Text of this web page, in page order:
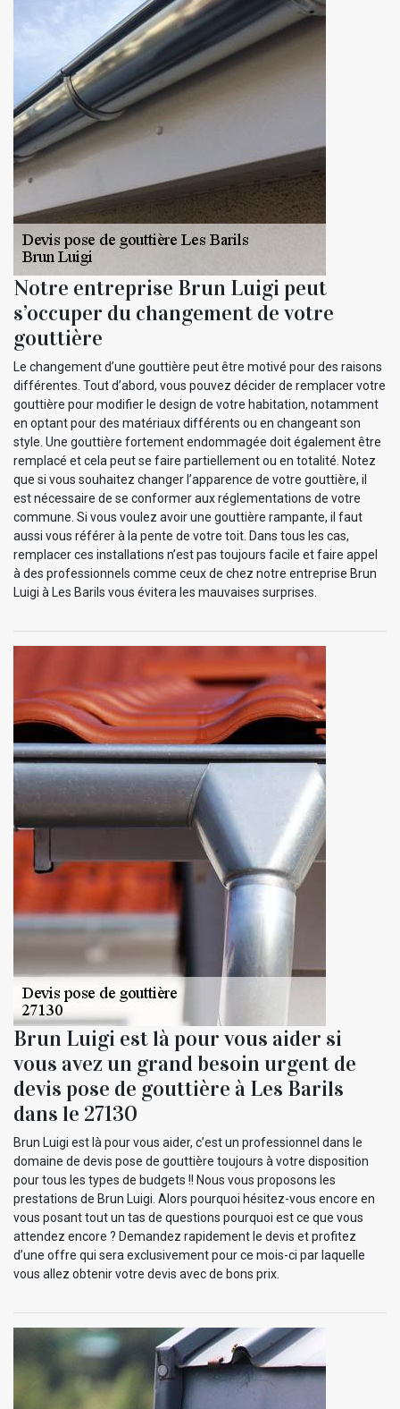
Notre entreprise Brun Luigi peut
s’occuper du changement de votre
gouttière
Le changement d’une gouttière peut être motivé pour des raisons
différentes. Tout d’abord, vous pouvez décider de remplacer votre
gouttière pour modifier le design de votre habitation, notamment
en optant pour des matériaux différents ou en changeant son
style. Une gouttière fortement endommagée doit également être
remplacé et cela peut se faire partiellement ou en totalité. Notez
que si vous souhaitez changer l’apparence de votre gouttière, il
est nécessaire de se conformer aux réglementations de votre
commune. Si vous voulez avoir une gouttière rampante, il faut
aussi vous référer à la pente de votre toit. Dans tous les cas,
remplacer ces installations n’est pas toujours facile et faire appel
à des professionnels comme ceux de chez notre entreprise Brun
Luigi à Les Barils vous évitera les mauvaises surprises.
Brun Luigi est là pour vous aider si
vous avez un grand besoin urgent de
devis pose de gouttière à Les Barils
dans le 27130
Brun Luigi est là pour vous aider, c’est un professionnel dans le
domaine de devis pose de gouttière toujours à votre disposition
pour tous les types de budgets !! Nous vous proposons les
prestations de Brun Luigi. Alors pourquoi hésitez-vous encore en
vous posant tout un tas de questions pourquoi est ce que vous
attendez encore ? Demandez rapidement le devis et profitez
d’une offre qui sera exclusivement pour ce mois-ci par laquelle
vous allez obtenir votre devis avec de bons prix.